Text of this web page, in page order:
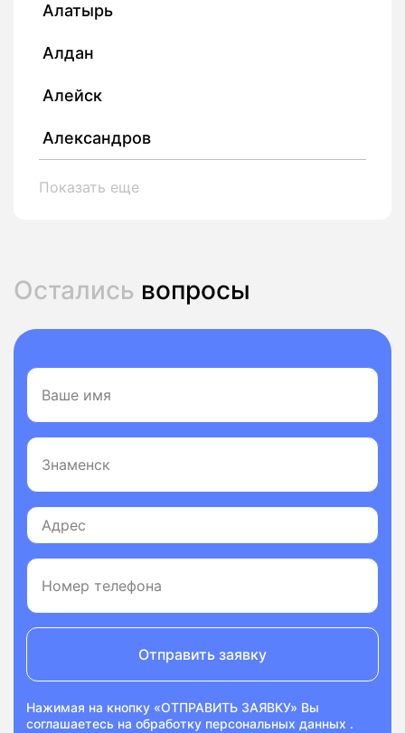
Алатырь
Алдан
Алейск
Александров
Показать еще
Остались вопросы
Отправить заявку
Нажимая на кнопку «ОТПРАВИТЬ ЗАЯВКУ» Вы
соглашаетесь на обработку персональных данных .